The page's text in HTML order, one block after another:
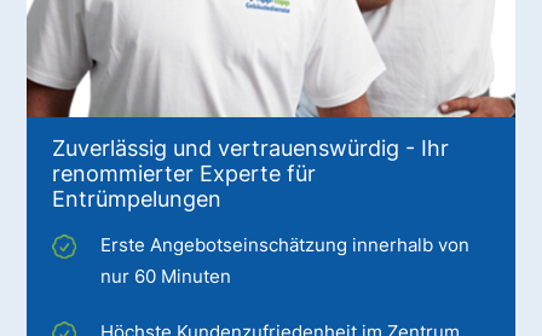
Zuverlässig und vertrauenswürdig - Ihr
renommierter Experte für
Entrümpelungen
Erste Angebotseinschätzung innerhalb von
nur 60 Minuten